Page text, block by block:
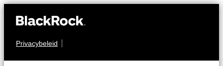
Privacybeleid
OBLIGATIES